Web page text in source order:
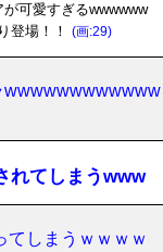
可愛すぎるwwwwww
登場！！
(画:29)
wwwwwwwwwwww
れてしまうwww
てしまうｗｗｗｗ